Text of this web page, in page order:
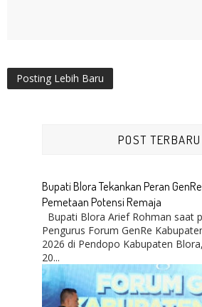
Posting Lebih Baru
POST TERBARU
Bupati Blora Tekankan Peran
Pemetaan Potensi Remaja
Bupati Blora Arief Rohman saat
Pengurus Forum GenRe
2026 di Pendopo Kabupaten
20...